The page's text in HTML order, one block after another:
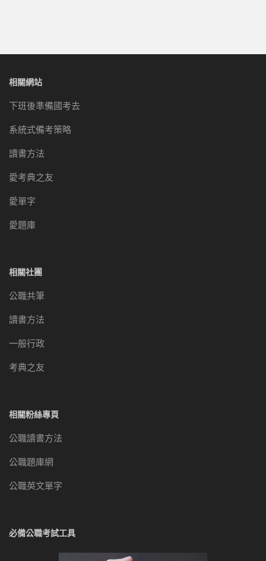
相關網站
下班後準備國考去
系統式備考策略
讀書方法
愛考典之友
愛單字
愛題庫
相關社團
公職共筆
讀書方法
一般行政
考典之友
相關粉絲專頁
公職讀書方法
公職題庫網
公職英文單字
必備公職考試工具